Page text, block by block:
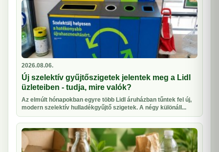
2026.08.06.
Új szelektív gyűjtőszigetek jelentek meg a Lidl
üzleteiben - tudja, mire valók?
Az elmúlt hónapokban egyre több Lidl áruházban tűntek fel új,
modern szelektív hulladékgyűjtő szigetek. A négy különáll...